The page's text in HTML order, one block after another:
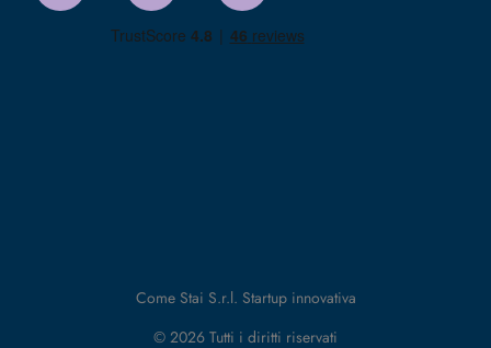
Come Stai S.r.l. Startup innovativa
© 2026 Tutti i diritti riservati